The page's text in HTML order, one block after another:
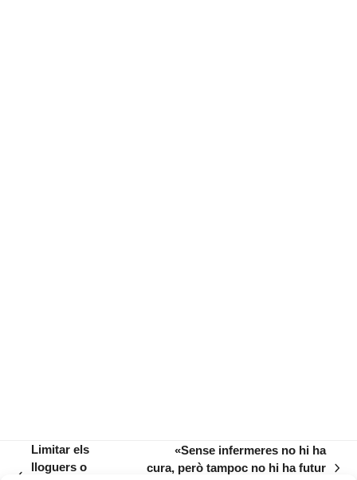
Limitar els
lloguers o
next
«Sense infermeres no hi ha
cura, però tampoc no hi ha futur